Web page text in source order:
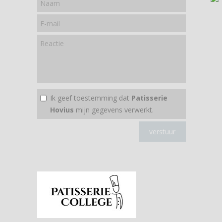
Ik geef toestemming dat Patisserie
Hovius mijn gegevens verwerkt.